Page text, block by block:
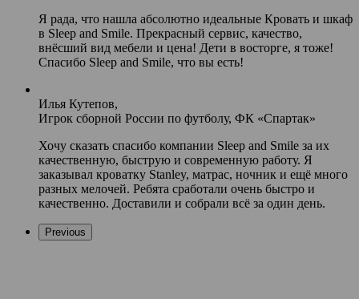
Я рада, что нашла абсолютно идеальные Кровать и шкаф
в Sleep and Smile. Прекрасный сервис, качество,
внёсший вид мебели и цена! Дети в восторге, я тоже!
Спасибо Sleep and Smile, что вы есть!
Илья Кутепов,
Игрок сборной России по футболу, ФК «Спартак»
Хочу сказать спасибо компании Sleep and Smile за их
качественную, быструю и современную работу. Я
заказывал кроватку Stanley, матрас, ночник и ещё много
разных мелочей. Ребята сработали очень быстро и
качественно. Доставили и собрали всё за один день.
Previous